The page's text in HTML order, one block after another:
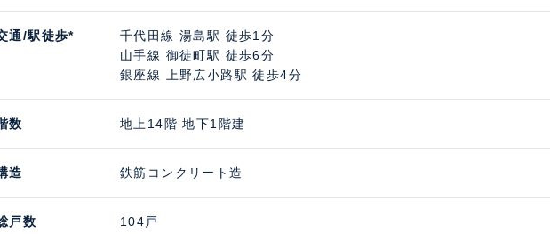
通/駅徒歩*
千代田線 湯島駅 徒歩1分
山手線 御徒町駅 徒歩6分
銀座線 上野広小路駅 徒歩4分
数 地上14階 地下1階建
造 鉄筋コンクリート造
戸数 104戸